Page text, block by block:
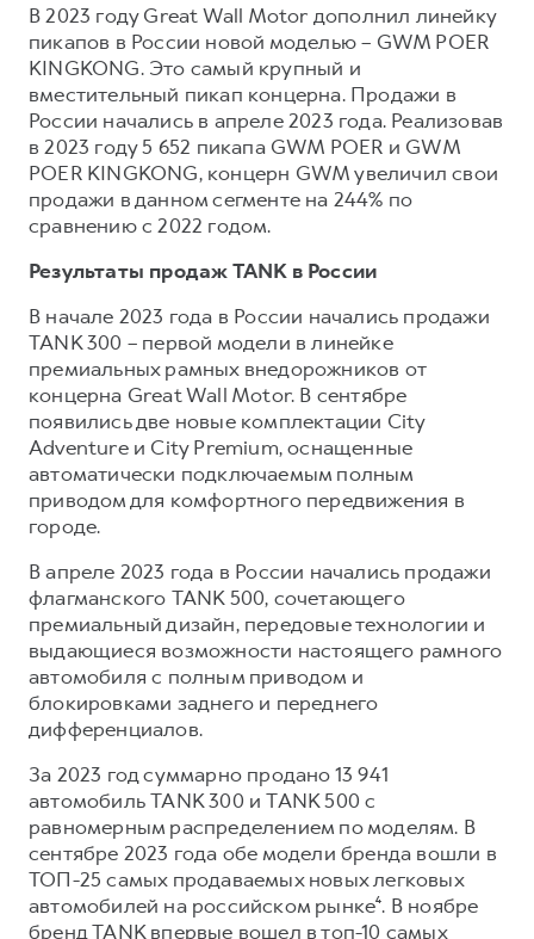
В 2023 году Great Wall Motor дополнил линейку
пикапов в России новой моделью – GWM POER
KINGKONG. Это самый крупный и
вместительный пикап концерна. Продажи в
России начались в апреле 2023 года. Реализовав
в 2023 году 5 652 пикапа GWM POER и GWM
POER KINGKONG, концерн GWM увеличил свои
продажи в данном сегменте на 244% по
сравнению с 2022 годом.
Результаты продаж TANK в России
В начале 2023 года в России начались продажи
TANK 300 – первой модели в линейке
премиальных рамных внедорожников от
концерна Great Wall Motor. В сентябре
появились две новые комплектации City
Adventure и City Premium, оснащенные
автоматически подключаемым полным
приводом для комфортного передвижения в
городе.
В апреле 2023 года в России начались продажи
флагманского TANK 500, сочетающего
премиальный дизайн, передовые технологии и
выдающиеся возможности настоящего рамного
автомобиля с полным приводом и
блокировками заднего и переднего
дифференциалов.
За 2023 год суммарно продано 13 941
автомобиль TANK 300 и TANK 500 с
равномерным распределением по моделям. В
сентябре 2023 года обе модели бренда вошли в
ТОП-25 самых продаваемых новых легковых
автомобилей на российском рынке⁴. В ноябре
бренд TANK впервые вошел в топ-10 самых